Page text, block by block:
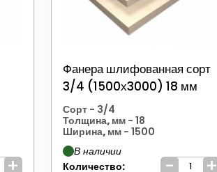
+
Фанера шлифованная сорт
3/4 (1500х3000) 18 мм
Сорт- 3/4
Толщина, мм- 18
Ширина, мм- 1500
В наличии
Количество:
- +